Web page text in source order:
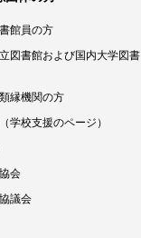
館員の方
図書館および国内大学図書
縁機関の方
学校支援のページ）
会
議会